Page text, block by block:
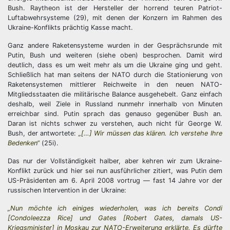
Bush. Raytheon ist der Hersteller der horrend teuren Patriot-
Luftabwehrsysteme (29), mit denen der Konzern im Rahmen des
Ukraine-Konflikts prächtig Kasse macht.
Ganz andere Raketensysteme wurden in der Gesprächsrunde mit
Putin, Bush und weiteren (siehe oben) besprochen. Damit wird
deutlich, dass es um weit mehr als um die Ukraine ging und geht.
Schließlich hat man seitens der NATO durch die Stationierung von
Raketensystemen mittlerer Reichweite in den neuen NATO-
Mitgliedsstaaten die militärische Balance ausgehebelt. Ganz einfach
deshalb, weil Ziele in Russland nunmehr innerhalb von Minuten
erreichbar sind. Putin sprach das genauso gegenüber Bush an.
Daran ist nichts schwer zu verstehen, auch nicht für George W.
Bush, der antwortete: „[…] Wir müssen das klären. Ich verstehe Ihre
Bedenken“(25i).
Das nur der Vollständigkeit halber, aber kehren wir zum Ukraine-
Konflikt zurück und hier sei nun ausführlicher zitiert, was Putin dem
US-Präsidenten am 6. April 2008 vortrug — fast 14 Jahre vor der
russischen Intervention in der Ukraine:
„Nun möchte ich einiges wiederholen, was ich bereits Condi
[Condoleezza Rice] und Gates [Robert Gates, damals US-
Kriegsminister] in Moskau zur NATO-Erweiterung erklärte. Es dürfte